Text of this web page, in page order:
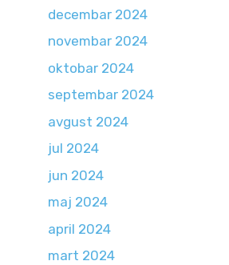
decembar 2024
novembar 2024
oktobar 2024
septembar 2024
avgust 2024
jul 2024
jun 2024
maj 2024
april 2024
mart 2024